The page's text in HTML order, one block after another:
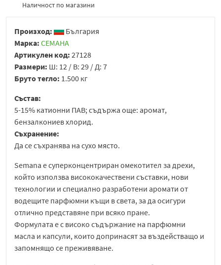
Наличност по магазини
Произход:
България
Марка: СЕМАНА
Артикулен код: 27128
Размери: Ш: 12 / В: 29 / Д: 7
Бруто тегло: 1.500 кг
Състав:
5-15% катионни ПАВ; съдържа още: аромат,
бензалкониев хлорид.
Съхранение:
Да се съхранява на сухо място.
Semana е суперконцентриран омекотител за дрехи,
който използва висококачествени съставки, нови
технологии и специално разработени аромати от
водещите парфюмни къщи в света, за да осигури
отлично представяне при всяко пране.
Формулата е с високо съдържание на парфюмни
масла и капсули, които допринасят за въздействащо и
запомнящо се преживяване.